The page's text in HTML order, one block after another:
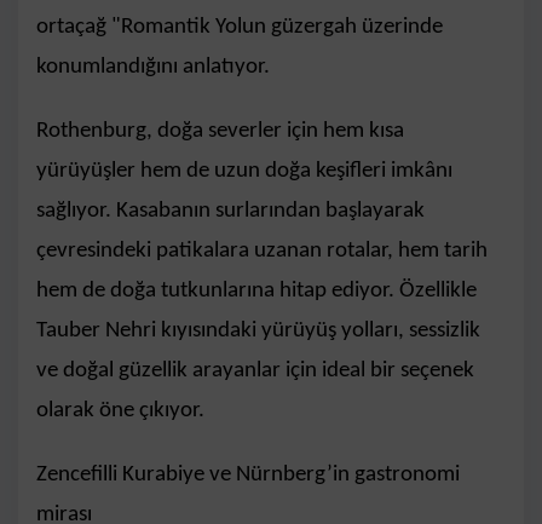
ortaçağ "Romantik Yolun güzergah üzerinde
konumlandığını anlatıyor.
Rothenburg, doğa severler için hem kısa
yürüyüşler hem de uzun doğa keşifleri imkânı
sağlıyor. Kasabanın surlarından başlayarak
çevresindeki patikalara uzanan rotalar, hem tarih
hem de doğa tutkunlarına hitap ediyor. Özellikle
Tauber Nehri kıyısındaki yürüyüş yolları, sessizlik
ve doğal güzellik arayanlar için ideal bir seçenek
olarak öne çıkıyor.
Zencefilli Kurabiye ve Nürnberg’in gastronomi
mirası